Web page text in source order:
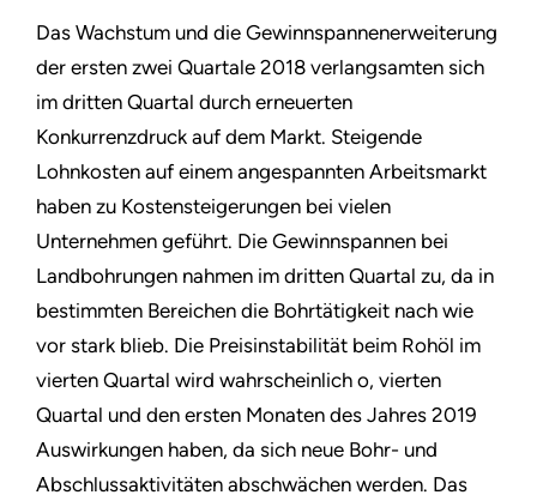
Das Wachstum und die Gewinnspannenerweiterung
der ersten zwei Quartale 2018 verlangsamten sich
im dritten Quartal durch erneuerten
Konkurrenzdruck auf dem Markt. Steigende
Lohnkosten auf einem angespannten Arbeitsmarkt
haben zu Kostensteigerungen bei vielen
Unternehmen geführt. Die Gewinnspannen bei
Landbohrungen nahmen im dritten Quartal zu, da in
bestimmten Bereichen die Bohrtätigkeit nach wie
vor stark blieb. Die Preisinstabilität beim Rohöl im
vierten Quartal wird wahrscheinlich o, vierten
Quartal und den ersten Monaten des Jahres 2019
Auswirkungen haben, da sich neue Bohr- und
Abschlussaktivitäten abschwächen werden. Das